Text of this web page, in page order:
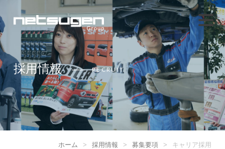
採用情報 RECRUIT
ホーム > 採用情報 > 募集要項 > キャリア採用